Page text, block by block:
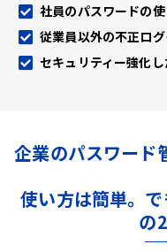
社員のパスワードの
従業員以外の不正ロ
セキュリティー強化
企業のパスワード
使い方は簡単。
の